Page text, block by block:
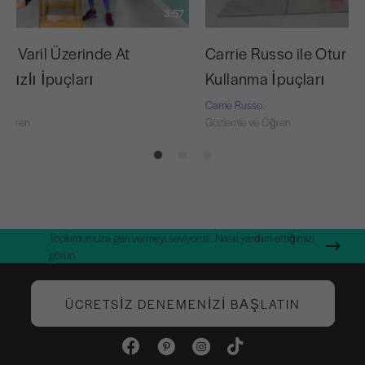
3:57
Varil Üzerinde At
İpuçları
Carrie Russo ile Otur
Kullanma İpuçları
Carrie Russo
Gözlemle ve Öğren
Toplumumuza geri vermeyi seviyoruz. Nasıl yardım ettiğimizi
görün.
ÜCRETSIZ DENEMENIZI BAŞLATIN